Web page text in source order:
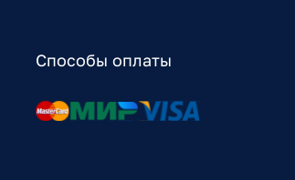
Способы оплаты